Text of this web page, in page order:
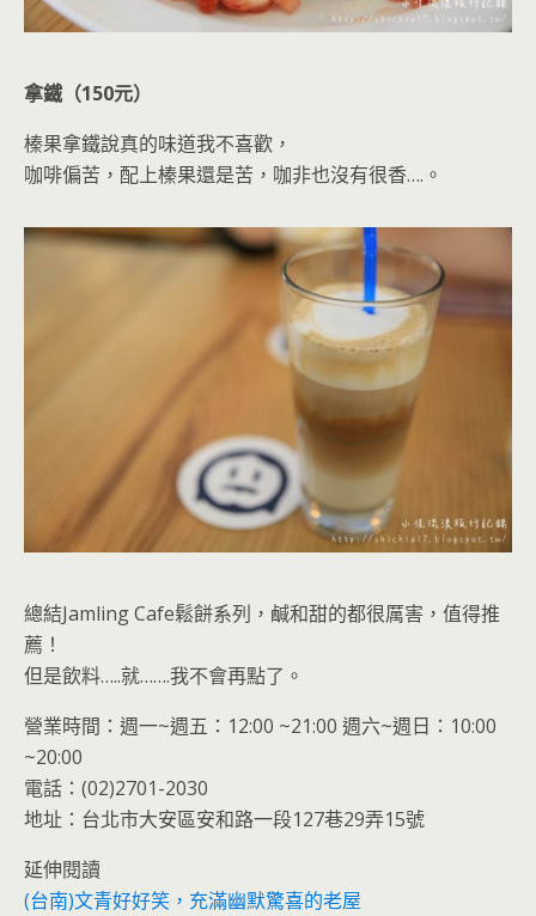
拿鐵（150元）
榛果拿鐵說真的味道我不喜歡，
咖啡偏苦，配上榛果還是苦，咖非也沒有很香….。
總結Jamling Cafe鬆餅系列，鹹和甜的都很厲害，值得推
薦！
但是飲料…..就…….我不會再點了。
營業時間：週一~週五：12:00 ~21:00 週六~週日：10:00
~20:00
電話：(02)2701-2030
地址：台北市大安區安和路一段127巷29弄15號
延伸閱讀
(台南)文青好好笑，充滿幽默驚喜的老屋